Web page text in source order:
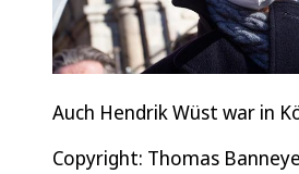
Auch Hendrik Wüst war in
Copyright: Thomas